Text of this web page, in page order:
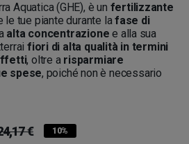
Aquatica (GHE), è un fertilizzante
le tue piante durante lafase di
alta concentrazione e alla sua
fiori di alta qualità in termini
, oltre a risparmiare
spese, poiché non è necessario
€ 10%